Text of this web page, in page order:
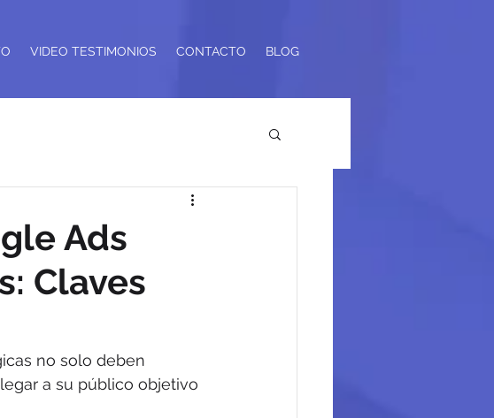
VIDEO TESTIMONIOS CONTACTO BLOG
Ads
Claves
no solo deben
a su público objetivo